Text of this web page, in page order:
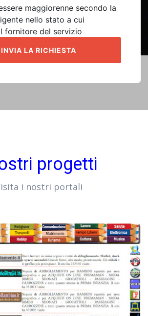
maggiorenne secondo la
nello stato a cui
fornitore del servizio
progetti
i nostri portali